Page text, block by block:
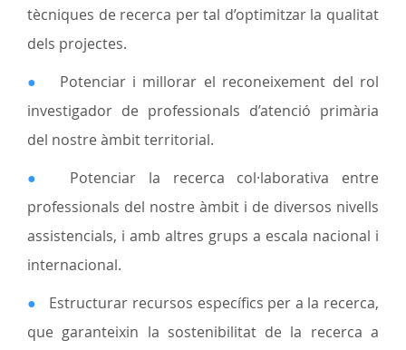
tècniques de recerca per tal d’optimitzar la qualitat
dels projectes.
● Potenciar i millorar el reconeixement del rol
investigador de professionals d’atenció primària
del nostre àmbit territorial.
● Potenciar la recerca col·laborativa entre
professionals del nostre àmbit i de diversos nivells
assistencials, i amb altres grups a escala nacional i
internacional.
● Estructurar recursos específics per a la recerca,
que garanteixin la sostenibilitat de la recerca a